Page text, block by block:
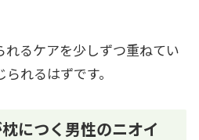
るケアを少しずつ重ねてい
れるはずです。
につく男性のニオイ